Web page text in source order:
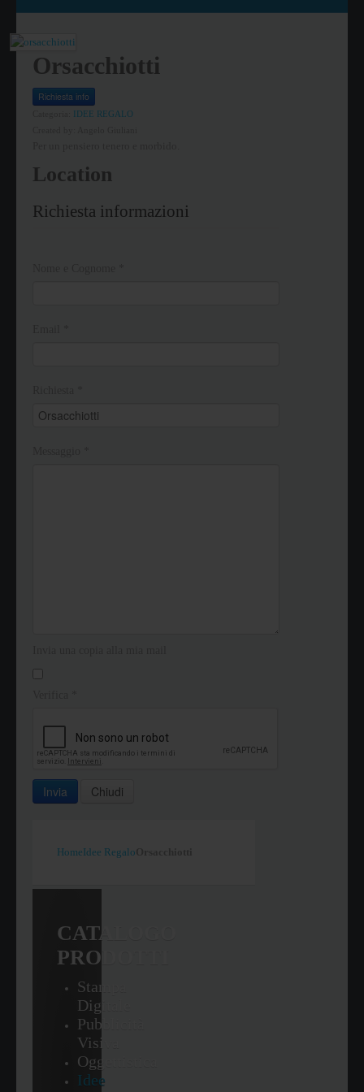
Orsacchiotti
Richiesta info
IDEE REGALO
Location
Richiesta informazioni
Invia Chiudi
HomeIdee Regalo
CATALOGO
PRODOTTI
Stampa
Digitale
Pubblicità
Visiva
Oggettistica
Idee